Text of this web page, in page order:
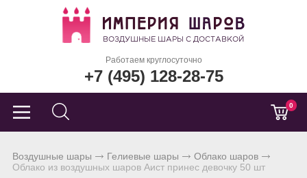
Работаем круглосуточно
+7 (495) 128-28-75
0
Воздушные шары Гелиевые шары
Облако шаров
Облако из воздушных шаров Аист принес девочку 50 шт